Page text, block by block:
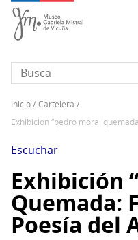
Pasar
contenido
principal
Sobrescribir
enlaces
de
ayuda
a
la
navegación
inicio
cartelera
exhibición “pedro moral
Escuchar
Exhibición
Quemada:
Poesía del